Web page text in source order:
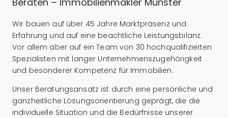
Wir bauen auf über 45 Jahre Marktpräsenz und
Erfahrung und auf eine beachtliche Leistungsbilanz.
Vor allem aber auf ein Team von 30 hochqualifizierten
Spezialisten mit langer Unternehmenszugehörigkeit
und besonderer Kompetenz für Immobilien.
Unser Beratungsansatz ist durch eine persönliche und
ganzheitliche Lösungsorientierung geprägt, die die
individuelle Situation und die Bedürfnisse unserer